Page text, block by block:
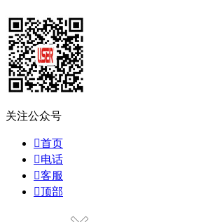
关注公众号
首页
电话
客服
顶部